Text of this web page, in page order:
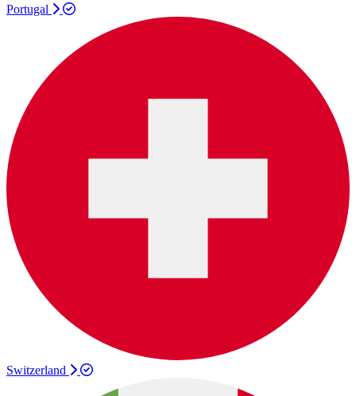
Portugal
Switzerland